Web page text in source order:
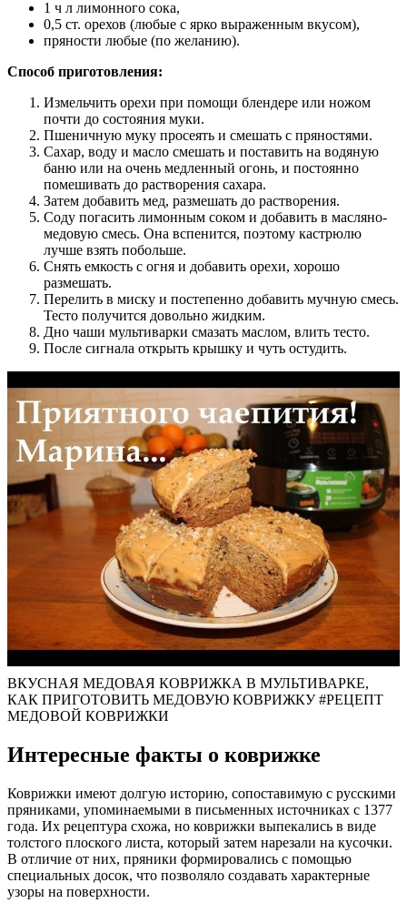
1 ч л лимонного сока,
0,5 ст. орехов (любые с ярко выраженным вкусом),
пряности любые (по желанию).
Способ приготовления:
Измельчить орехи при помощи блендере или ножом
почти до состояния муки.
Пшеничную муку просеять и смешать с пряностями.
Сахар, воду и масло смешать и поставить на водяную
баню или на очень медленный огонь, и постоянно
помешивать до растворения сахара.
Затем добавить мед, размешать до растворения.
Соду погасить лимонным соком и добавить в масляно-
медовую смесь. Она вспенится, поэтому кастрюлю
лучше взять побольше.
Снять емкость с огня и добавить орехи, хорошо
размешать.
Перелить в миску и постепенно добавить мучную смесь.
Тесто получится довольно жидким.
Дно чаши мультиварки смазать маслом, влить тесто.
После сигнала открыть крышку и чуть остудить.
ВКУСНАЯ МЕДОВАЯ КОВРИЖКА В МУЛЬТИВАРКЕ,
КАК ПРИГОТОВИТЬ МЕДОВУЮ КОВРИЖКУ #РЕЦЕПТ
МЕДОВОЙ КОВРИЖКИ
Интересные факты о коврижке
Коврижки имеют долгую историю, сопоставимую с русскими
пряниками, упоминаемыми в письменных источниках с 1377
года. Их рецептура схожа, но коврижки выпекались в виде
толстого плоского листа, который затем нарезали на кусочки.
В отличие от них, пряники формировались с помощью
специальных досок, что позволяло создавать характерные
узоры на поверхности.